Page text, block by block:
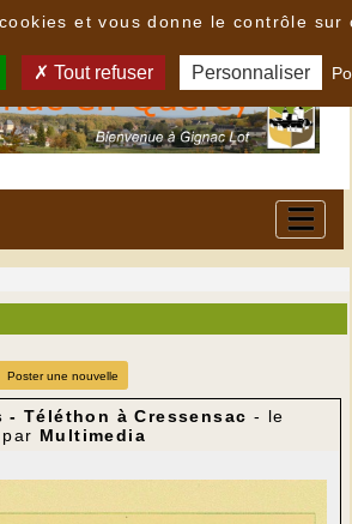
Poster une nouvelle
- Téléthon à Cressensac - le
par Multimedia
et vous donne le contrôle sur
Tout refuser Personnaliser